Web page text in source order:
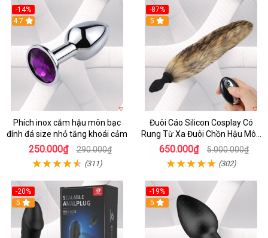
-14%
4.7
Phích inox cắm hậu môn bạc
đính đá size nhỏ tăng khoái cảm
250.000₫ 290.000₫
(311)
-87%
5
Đuôi Cáo Silicon Cosplay Có
Rung Từ Xa Đuôi Chồn Hậu Môn
Sexy
650.000₫ 5.000.000₫
(302)
-20%
5
-19%
5